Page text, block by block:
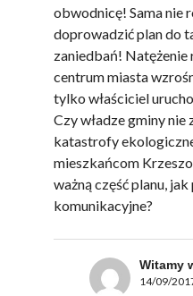
obwodnicę! Sama nie
doprowadzić plan do
zaniedbań! Natężenie
centrum miasta
tylko właściciel
Czy władze gminy nie
katastrofy
mieszkańcom
ważną część planu,
komunikacyjne?
Witamy
14/09/